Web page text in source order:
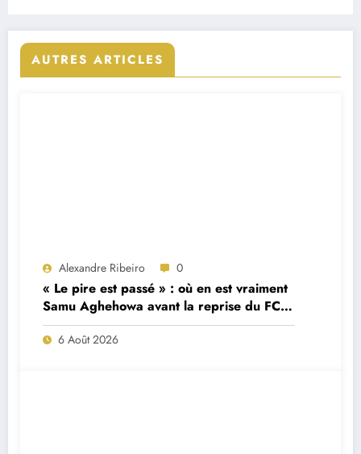
AUTRES ARTICLES
Alexandre Ribeiro 0
« Le pire est passé » : où en est vraiment
Samu Aghehowa avant la reprise du FC
Porto ?
6 Août 2026